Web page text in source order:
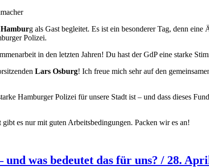
Hamburg als Gast begleitet. Es ist ein besonderer Tag, denn eine
Polizei.
in den letzten Jahren! Du hast der GdP eine starke
Lars Osburg! Ich freue mich sehr auf den
Hamburger Polizei für unsere Stadt ist – und dass dieses
es nur mit guten Arbeitsbedingungen. Packen wir es an!
was bedeutet das für uns? / 28.